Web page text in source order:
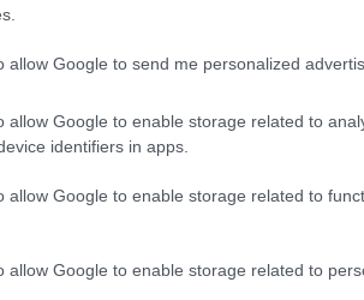
allow Google to send me personalized
allow Google to enable storage related to
identifiers in apps.
allow Google to enable storage related to
allow Google to enable storage related to
un viaggio tra
immergiamo in un mondo dove i
a quanto sia affascinante
storica, circondato dall’atmosfera
alFestival di Musica Antica ,